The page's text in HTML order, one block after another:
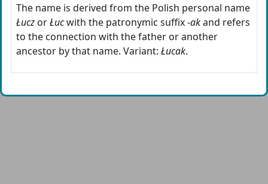
The name is derived from the Polish personal name
Łucz orŁucwith the patronymic suffix -akand refers
to the connection with the father or another
ancestor by that name. Variant: Łucak.